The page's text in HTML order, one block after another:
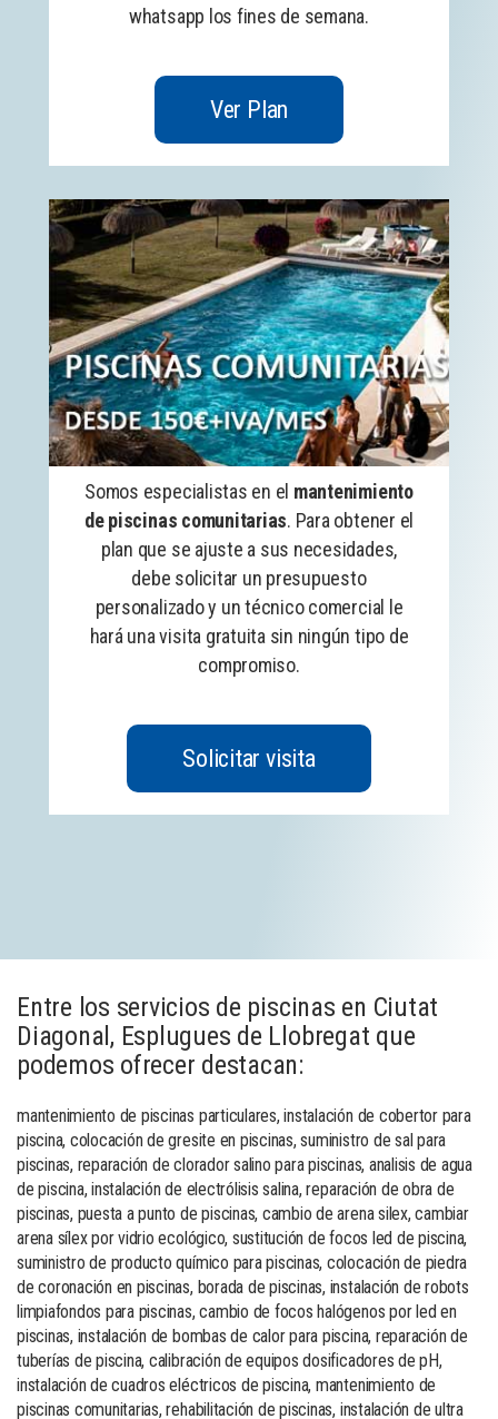
whatsapp los fines de semana.
Ver Plan
Somos especialistas en el mantenimiento
de piscinas comunitarias. Para obtener el
plan que se ajuste a sus necesidades,
debe solicitar un presupuesto
personalizado y un técnico comercial le
hará una visita gratuita sin ningún tipo de
compromiso.
Solicitar visita
Entre los servicios de piscinas en Ciutat
Diagonal, Esplugues de Llobregat que
podemos ofrecer destacan:
mantenimiento de piscinas particulares, instalación de cobertor para
piscina, colocación de gresite en piscinas, suministro de sal para
piscinas, reparación de clorador salino para piscinas, analisis de agua
de piscina, instalación de electrólisis salina, reparación de obra de
piscinas, puesta a punto de piscinas, cambio de arena silex, cambiar
arena sílex por vidrio ecológico, sustitución de focos led de piscina,
suministro de producto químico para piscinas, colocación de piedra
de coronación en piscinas, borada de piscinas, instalación de robots
limpiafondos para piscinas, cambio de focos halógenos por led en
piscinas, instalación de bombas de calor para piscina, reparación de
tuberías de piscina, calibración de equipos dosificadores de pH,
instalación de cuadros eléctricos de piscina, mantenimiento de
piscinas comunitarias, rehabilitación de piscinas, instalación de ultra